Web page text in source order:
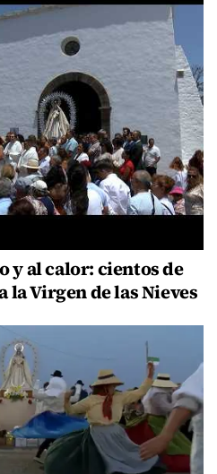
y al calor: cientos de
Virgen de las Nieves